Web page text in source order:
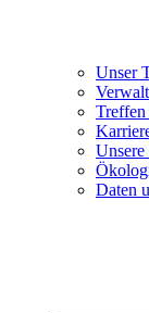
Unser
Treffen
Unsere
Daten